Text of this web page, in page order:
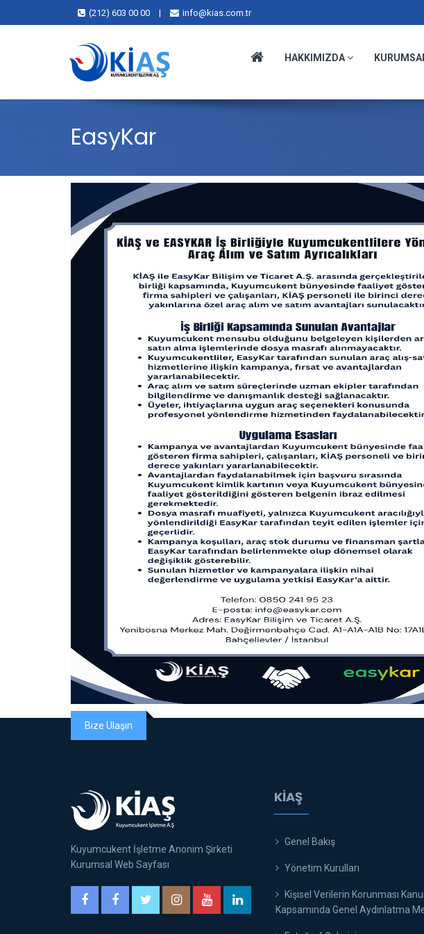
(212) 603 00 00 | info@kias.com.tr
HAKKIMIZDA
EasyKar
Bize Ulaşın
Kuyumcukent İşletme Anonim Şirketi
Kurumsal Web Sayfası
KİAŞ
Genel Bakış
Yönetim Kurulları
Kişisel Verilerin Korunması
Kapsamında Genel Aydınlatma